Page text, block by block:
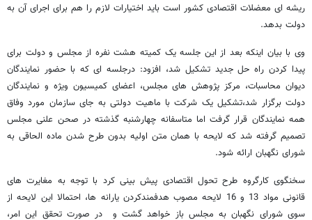
ریشه ای معضلات اقتصادی کشور است باید اختیارات لازم را هم برای اجرای آن به
دولت بدهد.
وی با بیان اینکه بعد از این جلسه یک کمیته هشت نفره از مجلس و دولت برای
پیدا کردن راه حل جدید تشکیل شد، افزود: درجلسه ای که با حضور نمایندگان
دیوان محاسبات، مرکز پژوهش های مجلس، اعضای کمیسیون ویژه و نمایندگان
دولت برگزار شد،‌تشکیل یک شرکت با ماهیت دولتی به جای سازمان مورد وفاق
همه نمایندگان قرار گرفت اما متاسفانه چهارشنبه گذشته در صحن علنی مجلس
تصمیم گرفته شد که لایحه با همان متن اولیه بدون طرح شدن ماده الحاقی به
شورای نگهبان ارائه شود.
سخنگوی کارگروه طرح تحول اقتصادی پیش بینی کرد با توجه به مغایرت های
قانونی مواد 13 و 16 لایحه مصوب هدفمندکردن یارانه ها، احتمالا این لایحه از
سوی شورای نگهبان به مجلس باز خواهد گشت و در صورت تحقق این امر،